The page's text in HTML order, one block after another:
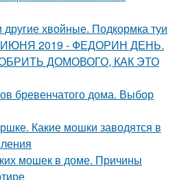
другие хвойные. Подкормка туи
ИЮНЯ 2019 - ФЕДОРИН ДЕНЬ.
ДОМОВОГО, КАК ЭТО
бревенчатого дома. Выбор
Какие мошки заводятся в
мошек в доме. Причины